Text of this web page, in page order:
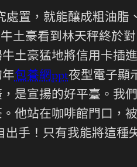
置，就能釀成粗油
土豪看到林天秤終於
土豪猛地將信用卡插
包養網ppt夜型電子顯
是宣揚的好平臺。我
他站在咖啡館門口，
出手！只有我能將這種